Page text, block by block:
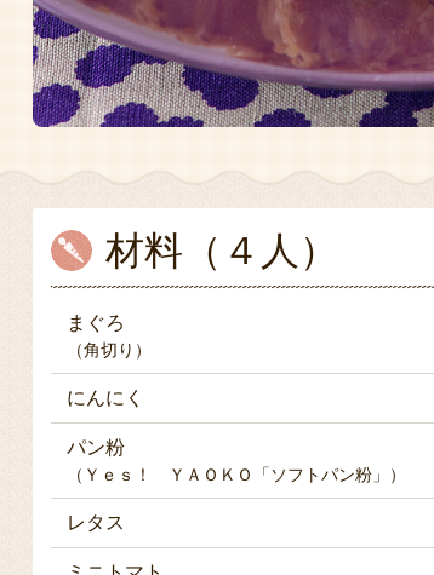
材料（４人）
まぐろ
（角切り）
にんにく
パン粉
（Ｙｅｓ！ ＹＡＯＫＯ「ソフトパン粉」）
レタス